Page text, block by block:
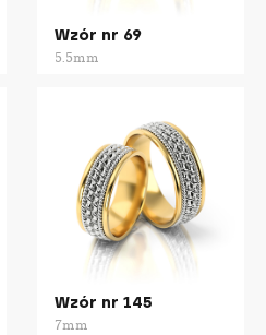
Wzór nr 69
5.5mm
Wzór nr 145
7mm